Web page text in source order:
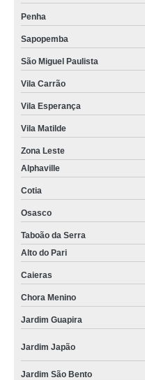
Penha
Sapopemba
São Miguel Paulista
Vila Carrão
Vila Esperança
Vila Matilde
Zona Leste
Alphaville
Cotia
Osasco
Taboão da Serra
Alto do Pari
Caieras
Chora Menino
Jardim Guapira
Jardim Japão
Jardim São Bento